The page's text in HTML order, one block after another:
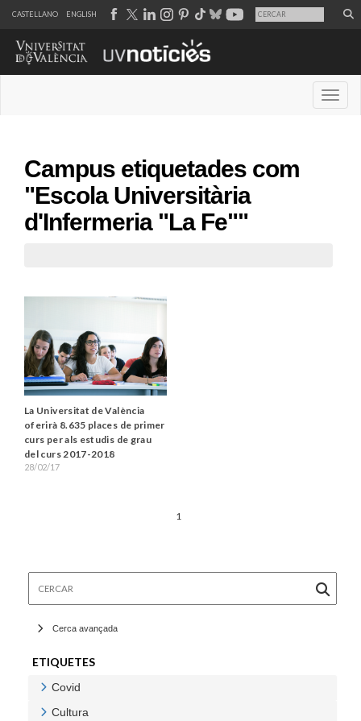
CASTELLANO ENGLISH
Campus etiquetades com
"Escola Universitària
d'Infermeria "La Fe""
La Universitat de València
oferirà 8.635 places de primer
curs per als estudis de grau
del curs 2017-2018
28/02/17
1
Cerca avançada
ETIQUETES
Covid
Cultura